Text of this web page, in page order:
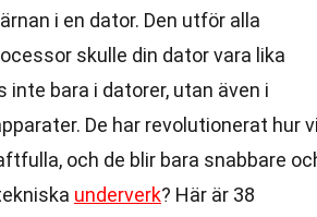
i en dator. Den utför alla
skulle din dator vara lika
bara i datorer, utan även i
De har revolutionerat hur
och de blir bara snabbare
underverk? Här är 38